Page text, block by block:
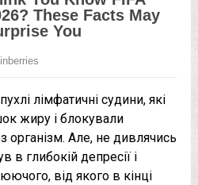
лімфатичні судини, які
жиру і блокували
організм. Але, не дивлячись
в глибокій депресії і
від якого в кінці